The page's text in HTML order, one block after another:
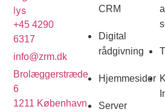
+45 4290
6317
info@zrm.dk
Brolæggerstræde
6
1211 København
CRM
Digital
rådgivning
Hjemmesider
Server